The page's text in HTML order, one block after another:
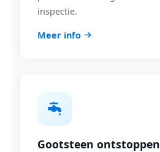
inspectie.
Meer info
Gootsteen ontstoppen